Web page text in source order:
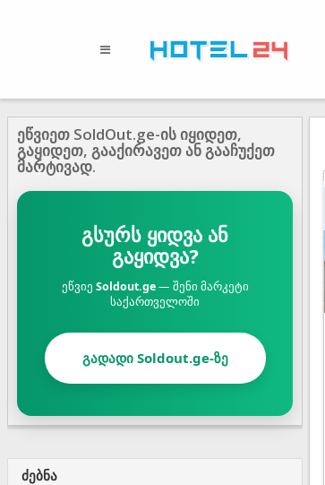
ეწვიეთ SoldOut.ge-ის იყიდეთ,
გაყიდეთ, გააქირავეთ ან გააჩუქეთ
მარტივად.
გსურს ყიდვა ან
გაყიდვა?
ეწვიე Soldout.ge— შენი მარკეტი
საქართველოში
გადადი Soldout.ge-ზე
ძებნა